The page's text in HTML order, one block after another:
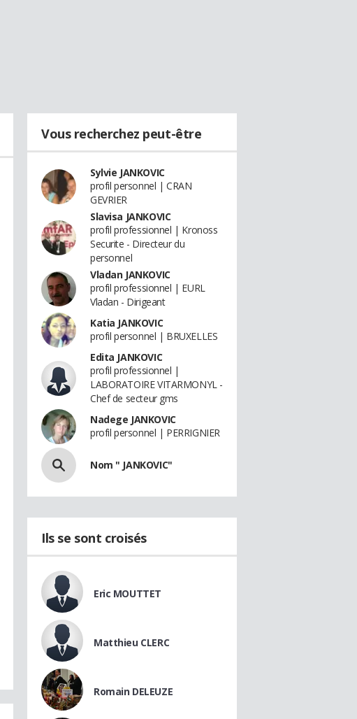
Vous recherchez peut-être
Sylvie JANKOVIC
profil personnel | CRAN
GEVRIER
Slavisa JANKOVIC
profil professionnel | Kronoss
Securite - Directeur du
personnel
Vladan JANKOVIC
profil professionnel | EURL
Vladan - Dirigeant
Katia JANKOVIC
profil personnel | BRUXELLES
Edita JANKOVIC
profil professionnel |
LABORATOIRE VITARMONYL -
Chef de secteur gms
Nadege JANKOVIC
profil personnel | PERRIGNIER
Nom " JANKOVIC"
Ils se sont croisés
Eric MOUTTET
Matthieu CLERC
Romain DELEUZE